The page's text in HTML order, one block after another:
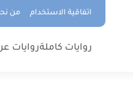
اتفاقية الاستخدام من
روايات كاملةروايات